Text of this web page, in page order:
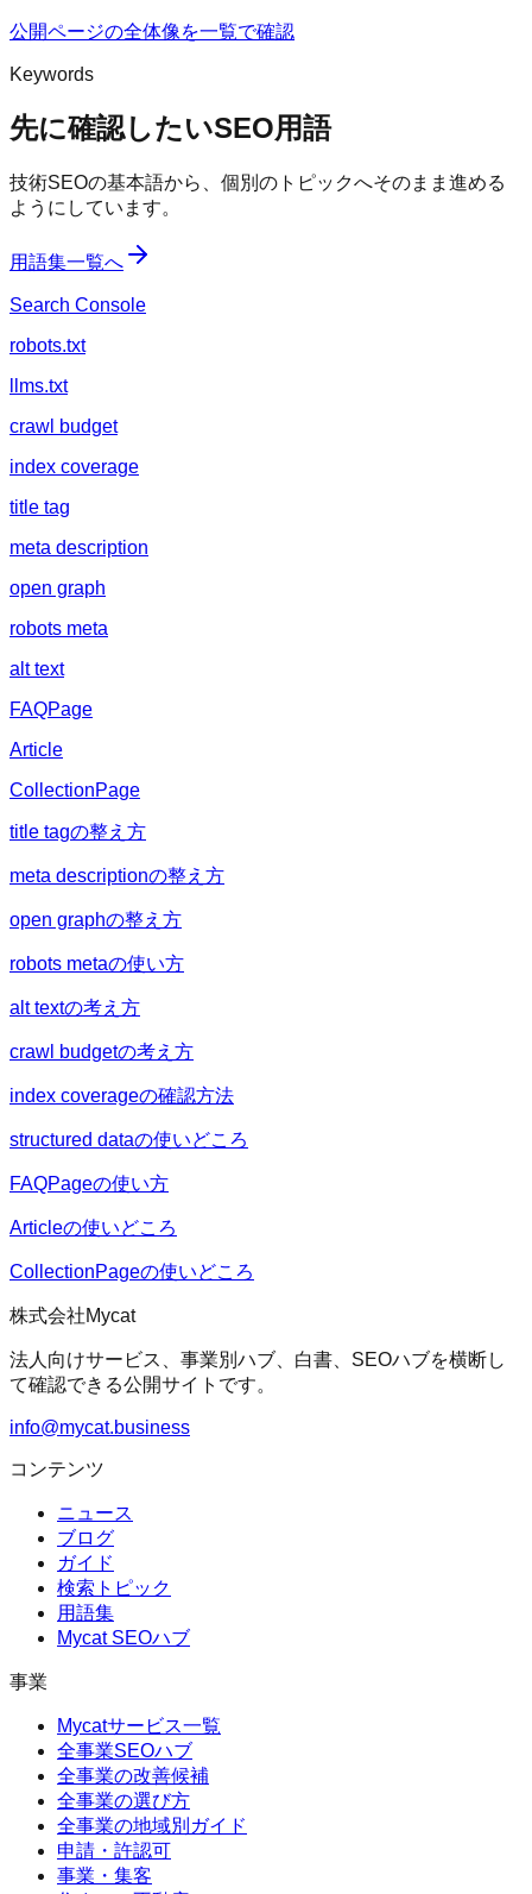
公開ページの全体像を一覧で確認
Keywords
先に確認したいSEO用語
技術SEOの基本語から、個別のトピックへそのまま進める
ようにしています。
用語集一覧へ
Search Console
robots.txt
llms.txt
crawl budget
index coverage
title tag
meta description
open graph
robots meta
alt text
FAQPage
Article
CollectionPage
title tagの整え方
meta descriptionの整え方
open graphの整え方
robots metaの使い方
alt textの考え方
crawl budgetの考え方
index coverageの確認方法
structured dataの使いどころ
FAQPageの使い方
Articleの使いどころ
CollectionPageの使いどころ
株式会社Mycat
法人向けサービス、事業別ハブ、白書、SEOハブを横断し
て確認できる公開サイトです。
info@mycat.business
コンテンツ
ニュース
ブログ
ガイド
検索トピック
用語集
Mycat SEOハブ
事業
Mycatサービス一覧
全事業SEOハブ
全事業の改善候補
全事業の選び方
全事業の地域別ガイド
申請・許認可
事業・集客